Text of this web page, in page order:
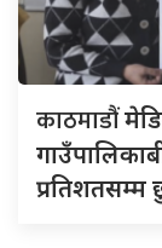
काठमाडौं
प्रतिशतसम्म